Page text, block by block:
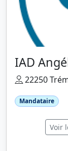
IAD
22250
Mandataire
Voir